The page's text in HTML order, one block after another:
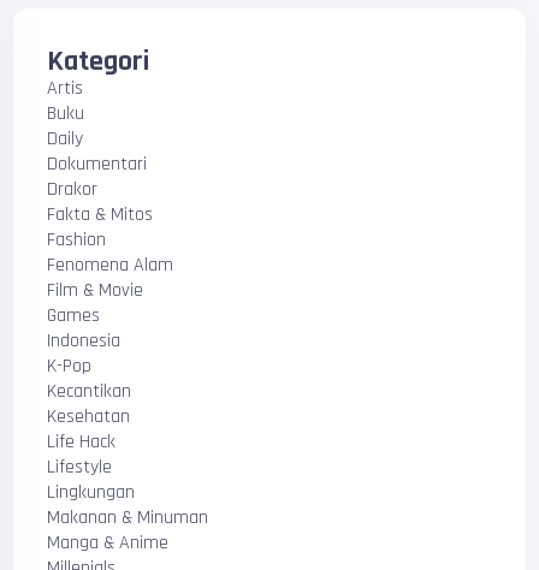
Kategori
Artis
Buku
Daily
Dokumentari
Drakor
Fakta & Mitos
Fashion
Fenomena Alam
Film & Movie
Games
Indonesia
K-Pop
Kecantikan
Kesehatan
Life Hack
Lifestyle
Lingkungan
Makanan & Minuman
Manga & Anime